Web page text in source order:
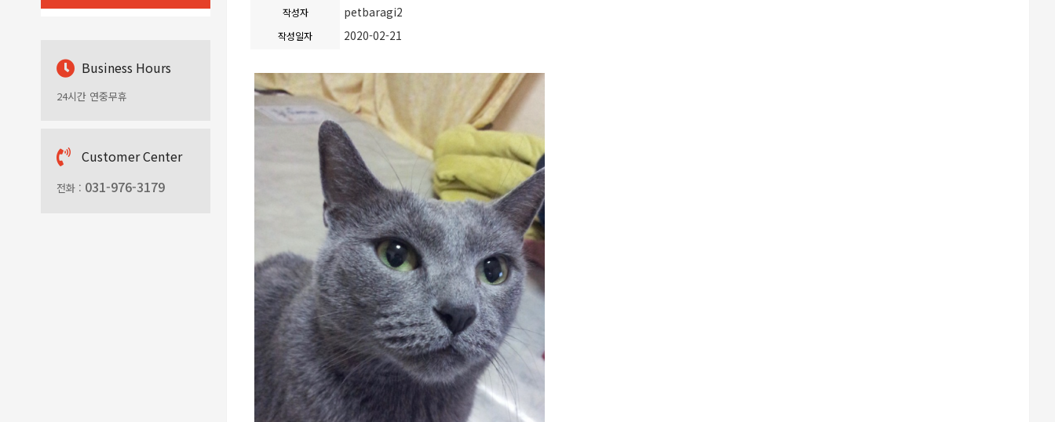
Business Hours
24시간 연중무휴
Customer Center
전화 : 031-976-3179
작성자 petbaragi2
작성일자 2020-02-21